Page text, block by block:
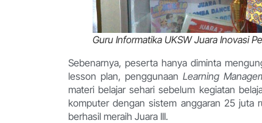
Guru Informatika UKSW Juara Inovasi
Sebenarnya, peserta hanya diminta
lesson plan, penggunaan Learning
materi belajar sehari sebelum kegiatan
komputer dengan sistem anggaran 25 juta
berhasil meraih Juara III.